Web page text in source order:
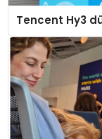
Tencent Hy3